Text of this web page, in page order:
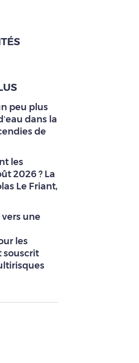
peu plus
dans la
de
les
2026 ? La
Le Friant,
vers une
les
souscrit